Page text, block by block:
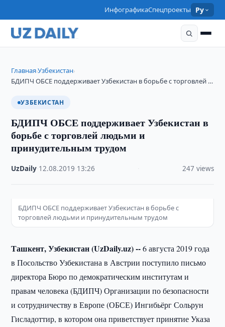
ИнфографикаСпецпроекты Ру
Главная›Узбекистан›
БДИПЧ ОБСЕ поддерживает Узбекистан в борьбе с торговлей …
УЗБЕКИСТАН
БДИПЧ ОБСЕ поддерживает Узбекистан в
борьбе с торговлей людьми и
принудительным трудом
UzDaily 12.08.2019 13:26 247 views
БДИПЧ ОБСЕ поддерживает Узбекистан в борьбе с
торговлей людьми и принудительным трудом
Ташкент, Узбекистан (UzDaily.uz) --6 августа 2019 года
в Посольство Узбекистана в Австрии поступило письмо
директора Бюро по демократическим институтам и
правам человека (БДИПЧ) Организации по безопасности
и сотрудничеству в Европе (ОБСЕ) Ингибьёрг Сольрун
Гисладоттир, в котором она приветствует принятие Указа